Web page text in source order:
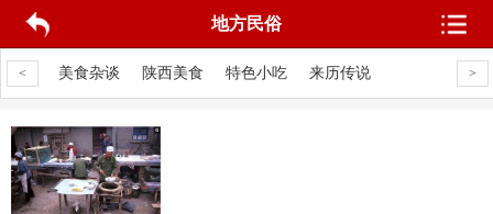
地方民俗
<
果 美食杂谈 陕西美食 特色小吃 来历传说 >